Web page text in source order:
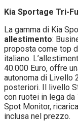
Kia Sportage Tri-
La gamma di Kia
allestimento:
proposta come top
italiano.
40.000 Euro, offre
autonoma di Livello
posteriori. Il livello
con ruotei in lega
Spot Monitor,
inclusa nel prezzo.